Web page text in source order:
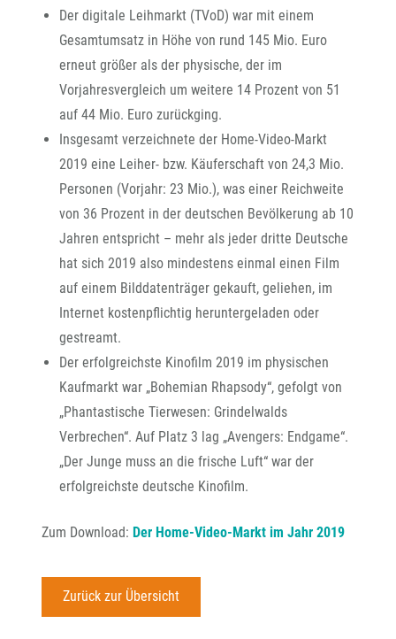
Der digitale Leihmarkt (TVoD) war mit einem
Gesamtumsatz in Höhe von rund 145 Mio. Euro
erneut größer als der physische, der im
Vorjahresvergleich um weitere 14 Prozent von 51
auf 44 Mio. Euro zurückging.
Insgesamt verzeichnete der Home-Video-Markt
2019 eine Leiher- bzw. Käuferschaft von 24,3 Mio.
Personen (Vorjahr: 23 Mio.), was einer Reichweite
von 36 Prozent in der deutschen Bevölkerung ab 10
Jahren entspricht – mehr als jeder dritte Deutsche
hat sich 2019 also mindestens einmal einen Film
auf einem Bilddatenträger gekauft, geliehen, im
Internet kostenpflichtig heruntergeladen oder
gestreamt.
Der erfolgreichste Kinofilm 2019 im physischen
Kaufmarkt war „Bohemian Rhapsody“, gefolgt von
„Phantastische Tierwesen: Grindelwalds
Verbrechen“. Auf Platz 3 lag „Avengers: Endgame“.
„Der Junge muss an die frische Luft“ war der
erfolgreichste deutsche Kinofilm.
Zum Download: Der Home-Video-Markt im Jahr 2019
Zurück zur Übersicht